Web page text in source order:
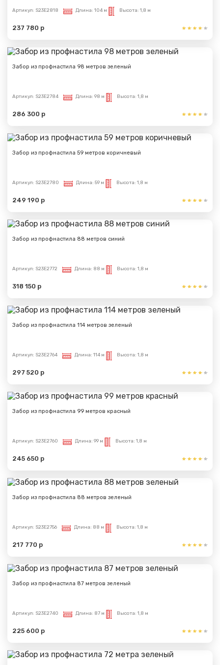
Артикул: S23E2818 Длина: 104 м Высота: 1,8 м
237 780 р
Забор из профнастила 98 метров зеленый
Артикул: S23E2784 Длина: 98 м Высота: 1,8 м
286 300 р
Забор из профнастила 59 метров коричневый
Артикул: S23E2780 Длина: 59 м Высота: 1,8 м
249 190 р
Забор из профнастила 88 метров синий
Артикул: S23E2772 Длина: 88 м Высота: 1,8 м
318 150 р
Забор из профнастила 114 метров зеленый
Артикул: S23E2764 Длина: 114 м Высота: 1,8 м
297 520 р
Забор из профнастила 99 метров красный
Артикул: S23E2760 Длина: 99 м Высота: 1,8 м
245 650 р
Забор из профнастила 88 метров зеленый
Артикул: S23E2756 Длина: 88 м Высота: 1,8 м
217 770 р
Забор из профнастила 87 метров зеленый
Артикул: S23E2740 Длина: 87 м Высота: 1,8 м
225 600 р